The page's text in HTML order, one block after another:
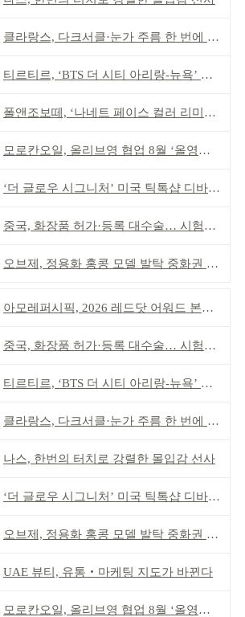
클라랑스, 다크서클·눈가 주름 한 번에 더블 케어
티르티르, ‘BTS 더 시티 아리랑-뉴욕’ 참여
폴앤조보떼, ‘나네트 페이스 컬러 리미티드’ 출시
모로칸오일, 올리브영 협업 8월 ‘올영픽’ 선정
‘더 글로우 시그니처’ 미국 틱톡샵 디바이스 부문 1위
중국, 화장품 허가·등록 대수술… 시험자료 공용 허용
오브제, 정용화 홍콩 모델 발탁 중화권 공략 강화
아모레퍼시픽, 2026 레드닷 어워드 본상 2개 수상
중국, 화장품 허가·등록 대수술… 시험자료 공용 허용
티르티르, ‘BTS 더 시티 아리랑-뉴욕’ 참여
클라랑스, 다크서클·눈가 주름 한 번에 더블 케어
나스, 한번의 터치로 강렬한 몰입감 선사
‘더 글로우 시그니처’ 미국 틱톡샵 디바이스 부문 1위
오브제, 정용화 홍콩 모델 발탁 중화권 공략 강화
UAE 뷰티, 유통‧마케팅 지도가 바뀐다
모로칸오일, 올리브영 협업 8월 ‘올영픽’ 선정